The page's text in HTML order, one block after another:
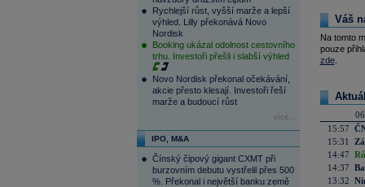
Rychlejší růst, vyšší marže a lepší
výhled. Lilly překonává Novo
Nordisk
Booking ukázal odolnost cestovního
trhu. Investoři přešli i slabší výhled
Novo Nordisk překonal očekávání,
akcie přesto klesají. Investoři řeší
marže a budoucí růst
více...
IPO, M&A
Čínský čipový gigant CXMT při
burzovním debutu vystřelil přes 500
%. Překonal i největší banku země
Váš
Na tomto
pouze
zde.
15:57
15:31
14:47
14:37
13:32